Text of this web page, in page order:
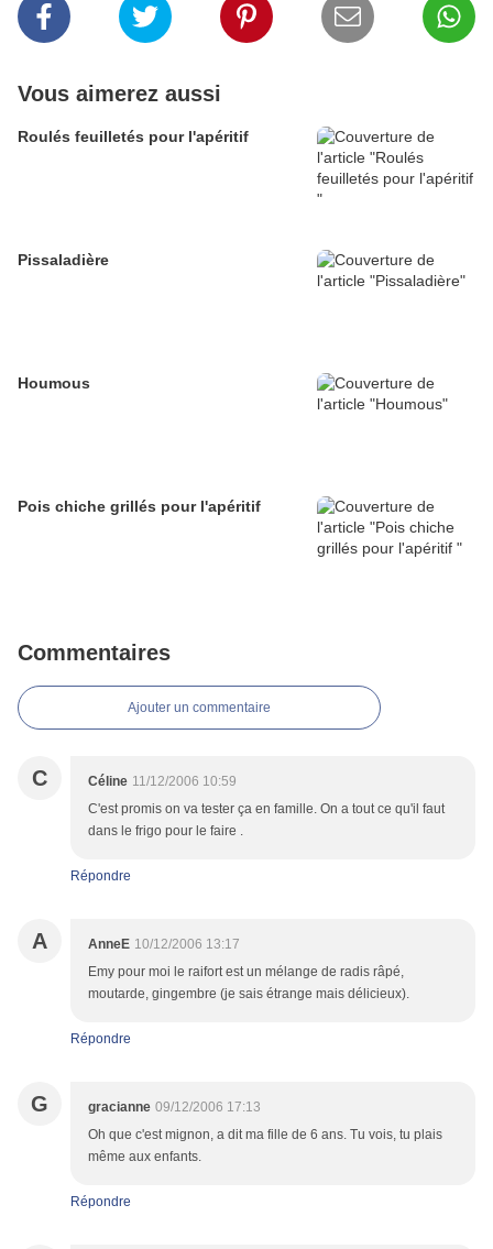
Vous aimerez aussi
Roulés feuilletés pour l'apéritif
Pissaladière
Houmous
Pois chiche grillés pour l'apéritif
Commentaires
Ajouter un commentaire
C Céline 11/12/2006 10:59
C'est promis on va tester ça en famille. On a tout ce qu'il faut
dans le frigo pour le faire .
Répondre
A AnneE 10/12/2006 13:17
Emy pour moi le raifort est un mélange de radis râpé,
moutarde, gingembre (je sais étrange mais délicieux).
Répondre
G gracianne 09/12/2006 17:13
Oh que c'est mignon, a dit ma fille de 6 ans. Tu vois, tu plais
même aux enfants.
Répondre